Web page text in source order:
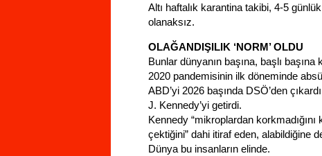
Altı haftalık karantina takibi, 4-5
olanaksız.
OLAĞANDIŞILIK ‘NORM’ OLDU
Bunlar dünyanın başına, başlı
2020 pandemisinin ilk döneminde
ABD’yi 2026 başında DSÖ’den
J. Kennedy’yi getirdi.
Kennedy “mikroplardan
çektiğini” dahi itiraf eden, alabildiğine
Dünya bu insanların elinde.